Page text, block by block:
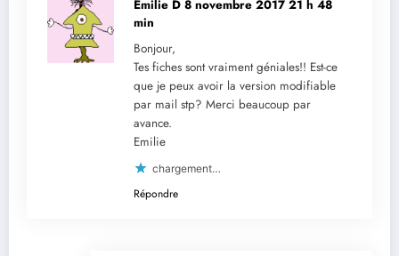
Emilie D 8 novembre 2017 21 h 48
min
Bonjour,
Tes fiches sont vraiment géniales!! Est-ce
que je peux avoir la version modifiable
par mail stp? Merci beaucoup par
avance.
Emilie
chargement…
Répondre